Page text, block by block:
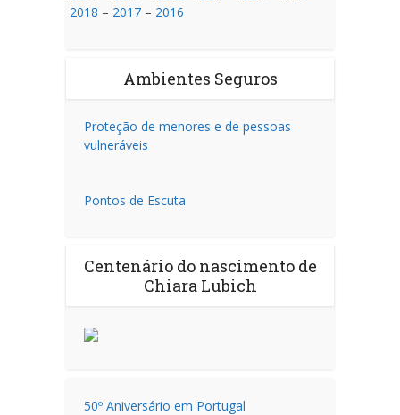
2018 – 2017 – 2016
Ambientes Seguros
Proteção de menores e de pessoas
vulneráveis
Pontos de Escuta
Centenário do nascimento de
Chiara Lubich
50º Aniversário em Portugal